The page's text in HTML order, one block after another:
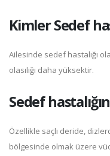
Kimler Sedef
Ailesinde sedef hastalığı
olasılığı daha yüksektir.
Sedef
Özellikle saçlı deride,
bölgesinde olmak üzere